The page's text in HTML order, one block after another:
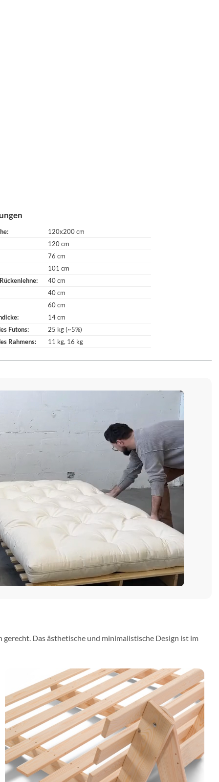
120x200 cm
120 cm
76 cm
101 cm
40 cm
40 cm
60 cm
14 cm
Futons
25 kg (~5%)
Rahmens
11 kg 16 kg
Das ästhetische und minimalistische Design ist im